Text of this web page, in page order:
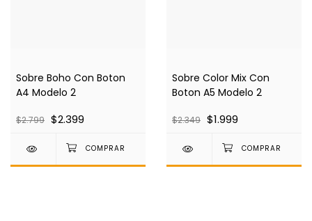
Sobre Boho Con Boton
A4 Modelo 2
$2.799 $2.399
Sobre Color Mix Con
Boton A5 Modelo 2
$2.349 $1.999